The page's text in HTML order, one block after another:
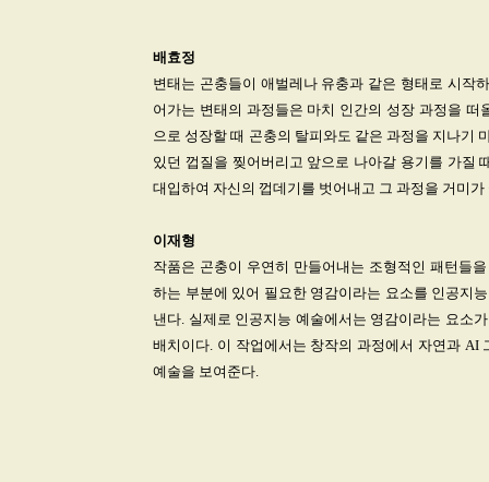
배효정
변태는 곤충들이 애벌레나 유충과 같은 형태로 시작
어가는 변태의 과정들은 마치 인간의 성장 과정을
으로 성장할 때 곤충의 탈피와도 같은 과정을 지나기
있던 껍질을 찢어버리고 앞으로 나아갈 용기를 가질
대입하여 자신의 껍데기를 벗어내고 그 과정을 거미
이재형
작품은 곤충이 우연히 만들어내는 조형적인 패턴들
하는 부분에 있어 필요한 영감이라는 요소를 인공지
낸다. 실제로 인공지능 예술에서는 영감이라는 요소
배치이다. 이 작업에서는 창작의 과정에서 자연과
예술을 보여준다.